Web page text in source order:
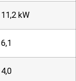
11,2 kW
6,1
4,0